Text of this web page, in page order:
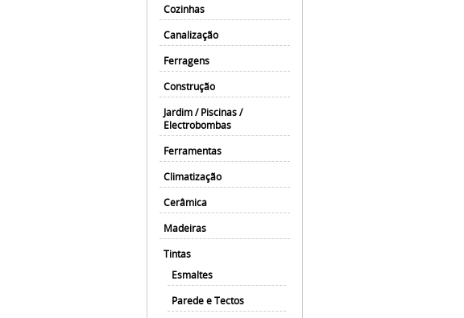
Cozinhas
Canalização
Ferragens
Construção
Jardim / Piscinas /
Electrobombas
Ferramentas
Climatização
Cerâmica
Madeiras
Tintas
Esmaltes
Parede e Tectos